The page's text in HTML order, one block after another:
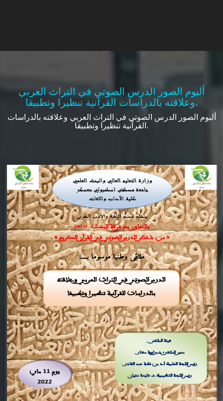
ألبوم الصور الدرس الصوتي في التراث العربي
وعلاقته بالدراسات القرآنية تنظيرا وتطبيقا.
ألبوم الصور الدرس الصوتي في التراث العربي وعلاقته بالدراسات
القرآنية تنظيرا وتطبيقا.